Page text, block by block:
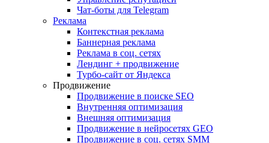
Чат-боты для Telegram
Реклама
Контекстная реклама
Баннерная реклама
Реклама в соц. сетях
Лендинг + продвижение
Турбо-сайт от Яндекса
Продвижение
Продвижение в поиске SEO
Внутренняя оптимизация
Внешняя оптимизация
Продвижение в нейросетях GEO
Продвижение в соц. сетях SMM